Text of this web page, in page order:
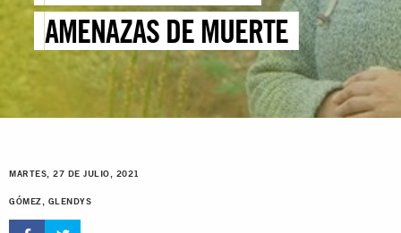
AMENAZAS DE MUERTE
MARTES, 27 DE JULIO, 2021
GÓMEZ, GLENDYS